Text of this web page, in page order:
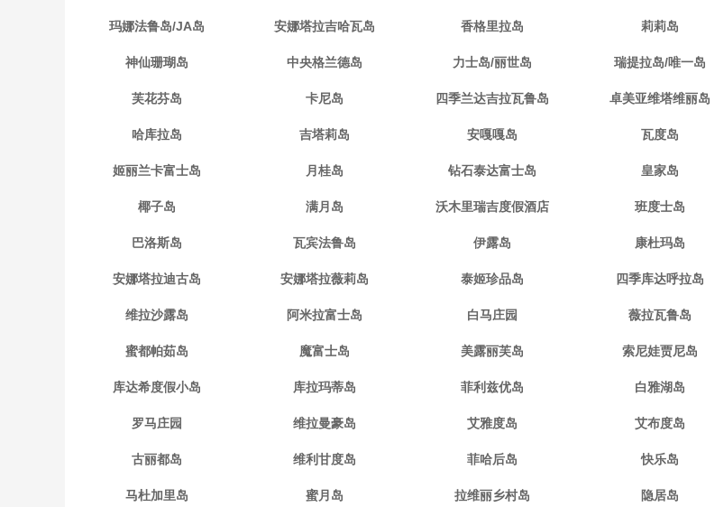
玛娜法鲁岛/JA岛 安娜塔拉吉哈瓦岛 香格里拉岛 莉莉岛
神仙珊瑚岛 中央格兰德岛 力士岛/丽世岛 瑞提拉岛/唯一岛
芙花芬岛 卡尼岛 四季兰达吉拉瓦鲁岛 卓美亚维塔维丽岛
哈库拉岛 吉塔莉岛 安嘎嘎岛 瓦度岛
姬丽兰卡富士岛 月桂岛 钻石泰达富士岛 皇家岛
椰子岛 满月岛 沃木里瑞吉度假酒店 班度士岛
巴洛斯岛 瓦宾法鲁岛 伊露岛 康杜玛岛
安娜塔拉迪古岛 安娜塔拉薇莉岛 泰姬珍品岛 四季库达呼拉岛
维拉沙露岛 阿米拉富士岛 白马庄园 薇拉瓦鲁岛
蜜都帕茹岛 魔富士岛 美露丽芙岛 索尼娃贾尼岛
库达希度假小岛 库拉玛蒂岛 菲利兹优岛 白雅湖岛
罗马庄园 维拉曼豪岛 艾雅度岛 艾布度岛
古丽都岛 维利甘度岛 菲哈后岛 快乐岛
马杜加里岛 蜜月岛 拉维丽乡村岛 隐居岛